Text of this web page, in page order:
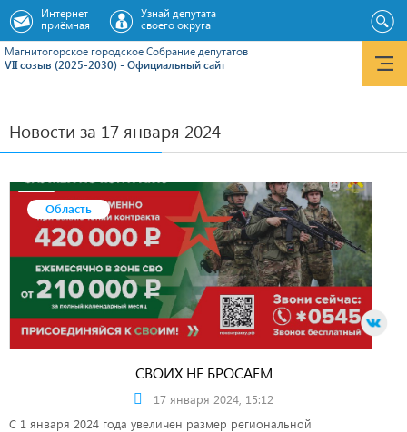
Магнитогорское городское Cобрание депутатов
VII созыв (2025-2030) - Официальный сайт
Интернет
приёмная
Узнай депутата
своего округа
Новости за 17 января 2024
Область
СВОИХ НЕ БРОСАЕМ
17 января 2024, 15:12
С 1 января 2024 года увеличен размер региональной